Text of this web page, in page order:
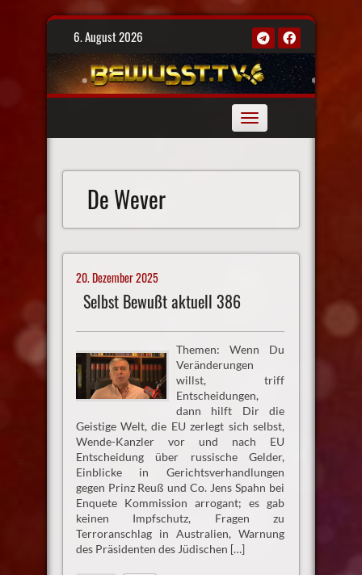
Skip
6. August 2026
Toggle
navigation
De Wever
20. Dezember 2025
Selbst Bewußt aktuell 386
Themen: Wenn Du
Veränderungen
willst, triff
Entscheidungen,
dann hilft Dir die
Geistige Welt, die EU zerlegt sich selbst,
Wende-Kanzler vor und nach EU
Entscheidung über russische Gelder,
Einblicke in Gerichtsverhandlungen
gegen Prinz Reuß und Co. Jens Spahn bei
Enquete Kommission arrogant; es gab
keinen Impfschutz, Fragen zu
Terroranschlag in Australien, Warnung
des Präsidenten des Jüdischen […]